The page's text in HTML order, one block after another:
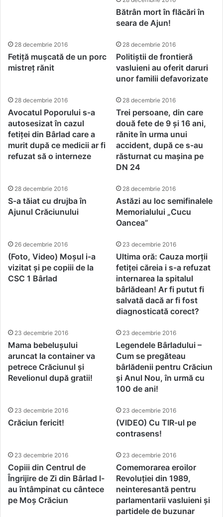
Bătrân mort în flăcări în
seara de Ajun!
28 decembrie 2016
Fetiță mușcată de un porc
mistreț rănit
28 decembrie 2016
Politiștii de frontieră
vasluieni au oferit daruri
unor familii defavorizate
28 decembrie 2016
Avocatul Poporului s-a
autosesizat în cazul
fetiței din Bârlad care a
murit după ce medicii ar fi
refuzat să o interneze
28 decembrie 2016
Trei persoane, din care
două fete de 9 și 16 ani,
rănite în urma unui
accident, după ce s-au
răsturnat cu mașina pe
DN 24
28 decembrie 2016
S-a tăiat cu drujba în
Ajunul Crăciunului
28 decembrie 2016
Astăzi au loc semifinalele
Memorialului „Cucu
Oancea”
26 decembrie 2016
(Foto, Video) Moșul i-a
vizitat și pe copiii de la
CSC 1 Bârlad
23 decembrie 2016
Ultima oră: Cauza morții
fetiței căreia i s-a refuzat
internarea la spitalul
bârlădean! Ar fi putut fi
salvată dacă ar fi fost
diagnosticată corect?
23 decembrie 2016
Mama bebelușului
aruncat la container va
petrece Crăciunul și
Revelionul după gratii!
23 decembrie 2016
Legendele Bârladului –
Cum se pregăteau
bârlădenii pentru Crăciun
și Anul Nou, în urmă cu
100 de ani!
23 decembrie 2016
Crăciun fericit!
23 decembrie 2016
(VIDEO) Cu TIR-ul pe
contrasens!
23 decembrie 2016
Copiii din Centrul de
Îngrijire de Zi din Bârlad l-
au întâmpinat cu cântece
pe Moș Crăciun
23 decembrie 2016
Comemorarea eroilor
Revoluției din 1989,
neinteresantă pentru
parlamentarii vasluieni și
partidele de buzunar